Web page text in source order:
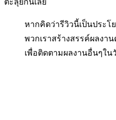
ตะลุยกันเลย
หากคิดว่ารีวิวนี้เป็นประโ
พวกเราสร้างสรรค์ผลงา
เพื่อติดตามผลงานอื่นๆใน